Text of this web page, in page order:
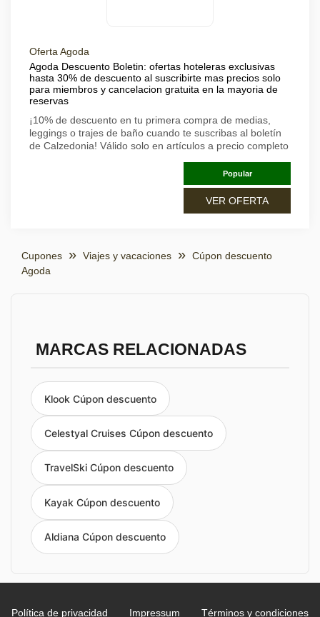
Oferta Agoda
Agoda Descuento Boletin: ofertas hoteleras exclusivas
hasta 30% de descuento al suscribirte mas precios solo
para miembros y cancelacion gratuita en la mayoria de
reservas
¡10% de descuento en tu primera compra de medias,
leggings o trajes de baño cuando te suscribas al boletín
de Calzedonia! Válido solo en artículos a precio completo
Popular
VER OFERTA
Cupones Viajes y vacaciones
Cúpon descuento
Agoda
MARCAS RELACIONADAS
Klook Cúpon descuento
Celestyal Cruises Cúpon descuento
TravelSki Cúpon descuento
Kayak Cúpon descuento
Aldiana Cúpon descuento
Política de privacidad Impressum Términos y condiciones